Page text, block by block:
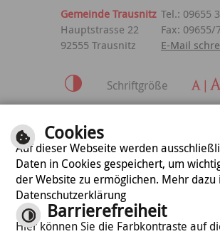
Gemeinde Trausnitz Tel.: 09655
Hauptstrasse 22
Fax: 09655/
92555 Trausnitz
E-Mail
Schriftgröße
Datenschutzerklärung
optimiert für
mobile Endgeräte
Cookies
Auf dieser Webseite werden
Daten in Cookies gespeichert, um
der Website zu ermöglichen. Mehr dazu
Datenschutzerklärung
Barrierefreiheit
Hier können Sie die Farbkontraste auf